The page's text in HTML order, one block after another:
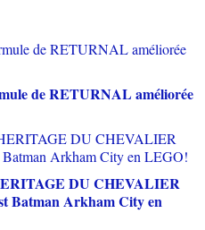
de RETURNAL améliorée
DU CHEVALIER
Batman Arkham City en